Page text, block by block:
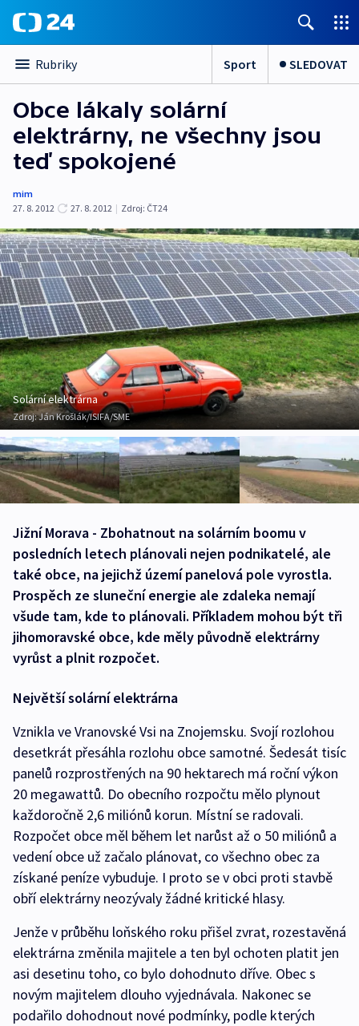
Rubriky Sport SLEDOVAT
Obce lákaly solární
elektrárny, ne všechny jsou
teď spokojené
mim
27. 8. 2012
27. 8. 2012 | Zdroj: ČT24
Solární elektrárna
Zdroj:Ján Krošlák/ISIFA/SME
Jižní Morava - Zbohatnout na solárním boomu v
posledních letech plánovali nejen podnikatelé, ale
také obce, na jejichž území panelová pole vyrostla.
Prospěch ze sluneční energie ale zdaleka nemají
všude tam, kde to plánovali. Příkladem mohou být tři
jihomoravské obce, kde měly původně elektrárny
vyrůst a plnit rozpočet.
Největší solární elektrárna
Vznikla ve Vranovské Vsi na Znojemsku. Svojí rozlohou
desetkrát přesáhla rozlohu obce samotné. Šedesát tisíc
panelů rozprostřených na 90 hektarech má roční výkon
20 megawattů. Do obecního rozpočtu mělo plynout
každoročně 2,6 miliónů korun. Místní se radovali.
Rozpočet obce měl během let narůst až o 50 miliónů a
vedení obce už začalo plánovat, co všechno obec za
získané peníze vybuduje. I proto se v obci proti stavbě
obří elektrárny neozývaly žádné kritické hlasy.
Jenže v průběhu loňského roku přišel zvrat, rozestavěná
elektrárna změnila majitele a ten byl ochoten platit jen
asi desetinu toho, co bylo dohodnuto dříve. Obec s
novým majitelem dlouho vyjednávala. Nakonec se
podařilo dohodnout nové podmínky, podle kterých